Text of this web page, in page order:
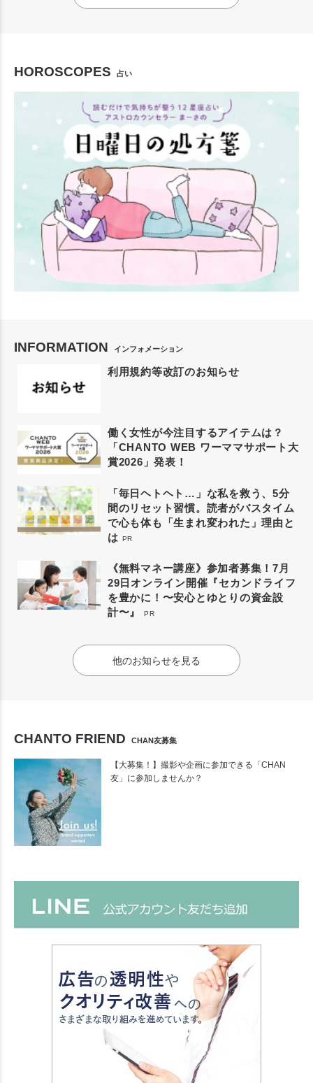
HOROSCOPES 占い
INFORMATION インフォメーション
利用規約等改訂のお知らせ
働く女性が今注目するアイテムは？
「CHANTO WEB ワーママサポート大
賞2026」発表！
「毎日ヘトヘト…」な私を救う、5分
間のリセット習慣。読者がバスタイム
で心も体も「生まれ変われた」理由と
は PR
《無料マネー講座》参加者募集！7月
29日オンライン開催『セカンドライフ
を豊かに！〜安心とゆとりの資金設
計〜』
PR
他のお知らせを見る
CHANTO FRIEND CHAN友募集
【大募集！】撮影や企画に参加できる「CHAN
友」に参加しませんか？